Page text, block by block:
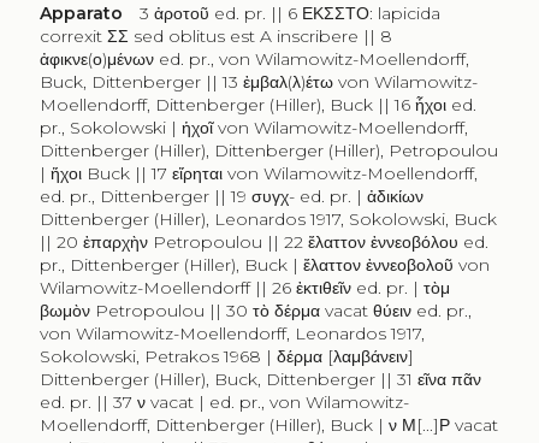
Apparato 3 ἀροτοῦ ed. pr. || 6 ΕΚΣΣΤΟ: lapicida
correxit ΣΣ sed oblitus est A inscribere || 8
ἀφικνε(ο)μένωνed. pr., von Wilamowitz-Moellendorff,
Buck, Dittenberger || 13 ἐμβαλ(λ)έτωvon Wilamowitz-
Moellendorff, Dittenberger (Hiller), Buck || 16 ἧχοιed.
pr., Sokolowski | ἡχοῖvon Wilamowitz-Moellendorff,
Dittenberger (Hiller), Dittenberger (Hiller), Petropoulou
| ἥχοιBuck || 17 εἴρηταιvon Wilamowitz-Moellendorff,
ed. pr., Dittenberger || 19 συγχ- ed. pr. | ἀδικίων
Dittenberger (Hiller), Leonardos 1917, Sokolowski, Buck
|| 20 ἐπαρχὴνPetropoulou || 22 ἔλαττον ἐννεοβόλου ed.
pr., Dittenberger (Hiller), Buck | ἔλαττον ἐννεοβολοῦ von
Wilamowitz-Moellendorff || 26 ἐκτιθεῖνed. pr. | τὸμ
βωμὸνPetropoulou || 30 τὸ δέρμαvacat θύεινed. pr.,
von Wilamowitz-Moellendorff, Leonardos 1917,
Sokolowski, Petrakos 1968 | δέρμα[λαμβάνειν]
Dittenberger (Hiller), Buck, Dittenberger || 31 εῖνα πᾶν
ed. pr. || 37 νvacat | ed. pr., von Wilamowitz-
Moellendorff, Dittenberger (Hiller), Buck | ν Μ[...]Ρvacat